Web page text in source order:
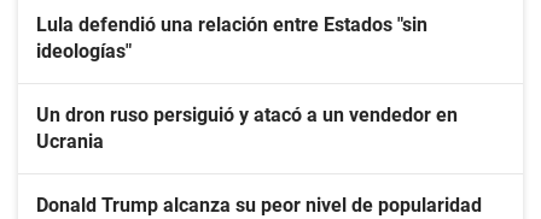
Lula defendió una relación entre Estados "sin
ideologías"
Un dron ruso persiguió y atacó a un vendedor en
Ucrania
Donald Trump alcanza su peor nivel de popularidad